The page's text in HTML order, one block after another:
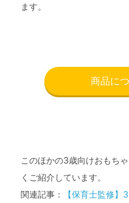
ます。
商品に
このほかの3歳向けおもち
くご紹介しています。
関連記事：
【保育士監修